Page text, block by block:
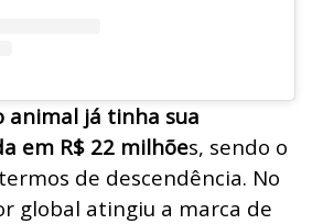
animal já tinha sua
em R$ 22 milhões, sendo o
de descendência. No
global atingiu a marca de